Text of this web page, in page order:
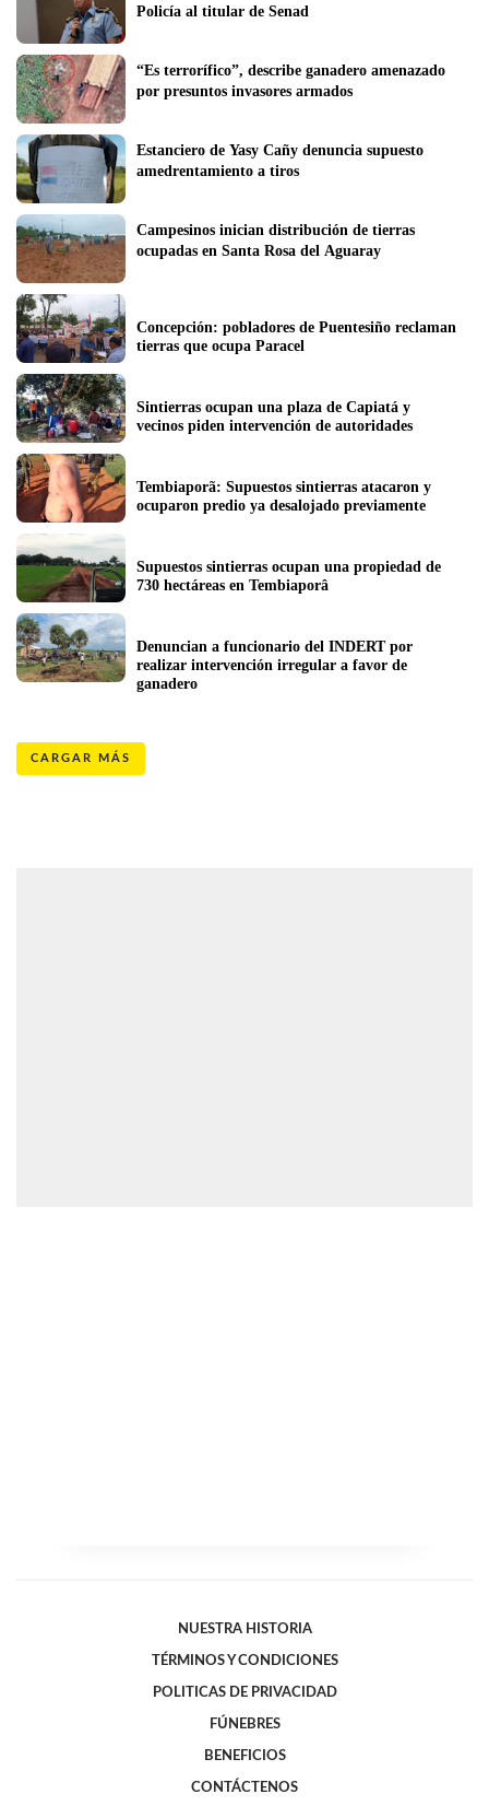
Policía al titular de Senad
“Es terrorífico”, describe ganadero amenazado
por presuntos invasores armados
Estanciero de Yasy Cañy denuncia supuesto
amedrentamiento a tiros
Campesinos inician distribución de tierras
ocupadas en Santa Rosa del Aguaray
Concepción: pobladores de Puentesiño reclaman
tierras que ocupa Paracel
Sintierras ocupan una plaza de Capiatá y
vecinos piden intervención de autoridades
Tembiaporã: Supuestos sintierras atacaron y
ocuparon predio ya desalojado previamente
Supuestos sintierras ocupan una propiedad de
730 hectáreas en Tembiaporâ
Denuncian a funcionario del INDERT por
realizar intervención irregular a favor de
ganadero
CARGAR MÁS
NUESTRA HISTORIA
TÉRMINOS Y CONDICIONES
POLITICAS DE PRIVACIDAD
FÚNEBRES
BENEFICIOS
CONTÁCTENOS